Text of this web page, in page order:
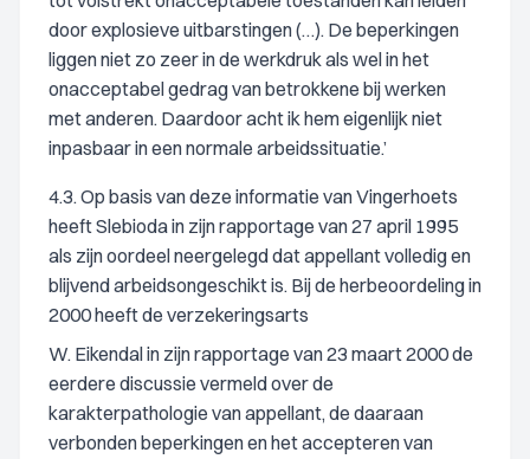
door explosieve uitbarstingen (…). De beperkingen
liggen niet zo zeer in de werkdruk als wel in het
onacceptabel gedrag van betrokkene bij werken
met anderen. Daardoor acht ik hem eigenlijk niet
inpasbaar in een normale arbeidssituatie.’
4.3. Op basis van deze informatie van Vingerhoets
heeft Slebioda in zijn rapportage van 27 april 1995
als zijn oordeel neergelegd dat appellant volledig en
blijvend arbeidsongeschikt is. Bij de herbeoordeling in
2000 heeft de verzekeringsarts
W. Eikendal in zijn rapportage van 23 maart 2000 de
eerdere discussie vermeld over de
karakterpathologie van appellant, de daaraan
verbonden beperkingen en het accepteren van